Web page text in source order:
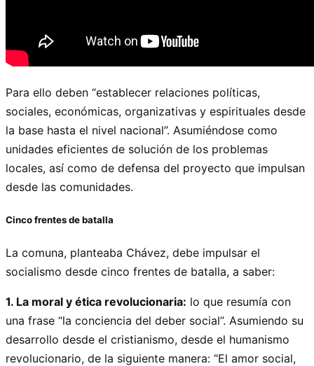
Para ello deben “establecer relaciones políticas,
sociales, económicas, organizativas y espirituales desde
la base hasta el nivel nacional”. Asumiéndose como
unidades eficientes de solución de los problemas
locales, así como de defensa del proyecto que impulsan
desde las comunidades.
Cinco frentes de batalla
La comuna, planteaba Chávez, debe impulsar el
socialismo desde cinco frentes de batalla, a saber:
1. La moral y ética revolucionaria: lo que resumía con
una frase “la conciencia del deber social”. Asumiendo su
desarrollo desde el cristianismo, desde el humanismo
revolucionario, de la siguiente manera: “El amor social,